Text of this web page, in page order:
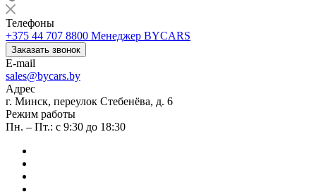
Телефоны
+375 44 707 8800 Менеджер BYCARS
Заказать звонок
E-mail
sales@bycars.by
Адрес
г. Минск, переулок Стебенёва, д. 6
Режим работы
Пн. – Пт.: с 9:30 до 18:30